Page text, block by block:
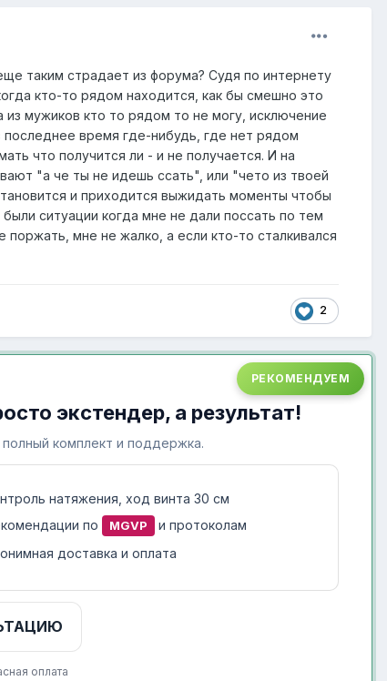
таким страдает из форума? Судя по интернету
кто-то рядом находится, как бы смешно это
из мужиков кто то рядом то не могу, исключение
последнее время где-нибудь, где нет рядом
что получится ли - и не получается. И на
"а че ты не идешь ссать", или "чето из твоей
и приходится выжидать моменты чтобы
ситуации когда мне не дали поссать по тем
мне не жалко, а если кто-то сталкивался
2
РЕКОМЕНДУЕМ
экстендер, а результат!
комплект и поддержка.
натяжения, ход винта 30 см
по MGVP
и протоколам
доставка и оплата
оплата